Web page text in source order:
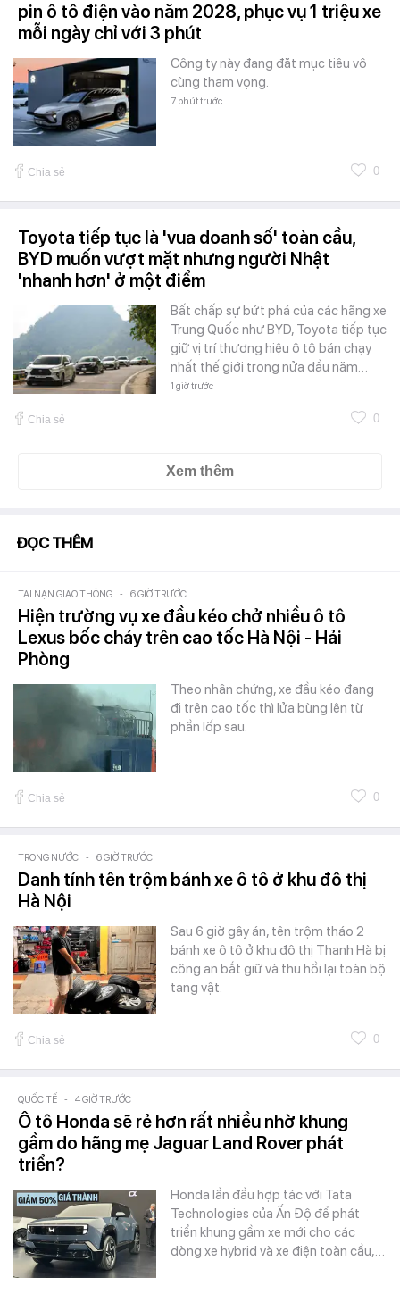
pin ô tô điện vào năm 2028, phục vụ 1 triệu xe
mỗi ngày chỉ với 3 phút
Công ty này đang đặt mục tiêu vô
cùng tham vọng.
7 phút trước
Chia sẻ 0
Toyota tiếp tục là 'vua doanh số' toàn cầu,
BYD muốn vượt mặt nhưng người Nhật
'nhanh hơn' ở một điểm
Bất chấp sự bứt phá của các hãng xe
Trung Quốc như BYD, Toyota tiếp tục
giữ vị trí thương hiệu ô tô bán chạy
nhất thế giới trong nửa đầu năm…
1 giờ trước
Chia sẻ 0
Xem thêm
ĐỌC THÊM
TAI NẠN GIAO THÔNG - 6 GIỜ TRƯỚC
Hiện trường vụ xe đầu kéo chở nhiều ô tô
Lexus bốc cháy trên cao tốc Hà Nội - Hải
Phòng
Theo nhân chứng, xe đầu kéo đang
đi trên cao tốc thì lửa bùng lên từ
phần lốp sau.
Chia sẻ 0
TRONG NƯỚC - 6 GIỜ TRƯỚC
Danh tính tên trộm bánh xe ô tô ở khu đô thị
Hà Nội
Sau 6 giờ gây án, tên trộm tháo 2
bánh xe ô tô ở khu đô thị Thanh Hà bị
công an bắt giữ và thu hồi lại toàn bộ
tang vật.
Chia sẻ 0
QUỐC TẾ - 4 GIỜ TRƯỚC
Ô tô Honda sẽ rẻ hơn rất nhiều nhờ khung
gầm do hãng mẹ Jaguar Land Rover phát
triển?
Honda lần đầu hợp tác với Tata
Technologies của Ấn Độ để phát
triển khung gầm xe mới cho các
dòng xe hybrid và xe điện toàn cầu,…